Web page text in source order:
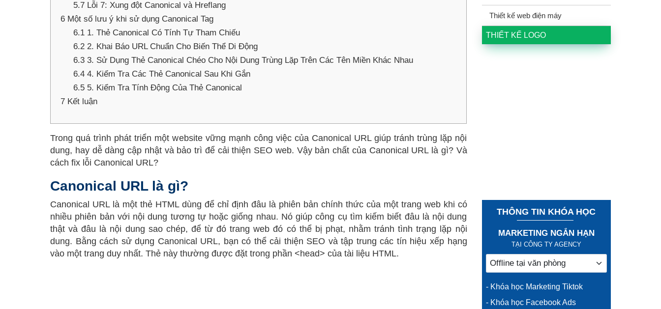
5.7Lỗi 7: Xung đột Canonical và Hreflang
6 Một số lưu ý khi sử dụng Canonical Tag
6.11. Thẻ Canonical Có Tính Tự Tham Chiếu
6.22. Khai Báo URL Chuẩn Cho Biến Thể Di Động
6.33. Sử Dụng Thẻ Canonical Chéo Cho Nội Dung Trùng Lặp Trên Các Tên Miền Khác Nhau
6.44. Kiểm Tra Các Thẻ Canonical Sau Khi Gắn
6.55. Kiểm Tra Tính Động Của Thẻ Canonical
7 Kết luận
Trong quá trình phát triển một website vững mạnh công việc của Canonical URL giúp tránh trùng lặp nội
dung, hay dễ dàng cập nhật và bảo trì để cải thiện SEO web. Vậy bản chất của Canonical URL là gì? Và
cách fix lỗi Canonical URL?
Canonical URL là gì?
Canonical URL là một thẻ HTML dùng để chỉ định đâu là phiên bản chính thức của một trang web khi có
nhiều phiên bản với nội dung tương tự hoặc giống nhau. Nó giúp công cụ tìm kiếm biết đâu là nội dung
thật và đâu là nội dung sao chép, để từ đó trang web đó có thể bị phạt, nhằm tránh tình trạng lặp nội
dung. Bằng cách sử dụng Canonical URL, bạn có thể cải thiện SEO và tập trung các tín hiệu xếp hạng
vào một trang duy nhất. Thẻ này thường được đặt trong phần <head> của tài liệu HTML.
Thiết kế web điện máy
THIẾT KẾ LOGO
THÔNG TIN KHÓA HỌC
MARKETING NGẮN HẠN
TẠI CÔNG TY AGENCY
- Khóa học Marketing Tiktok
- Khóa học Facebook Ads